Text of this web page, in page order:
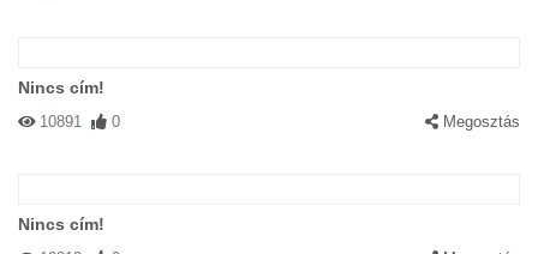
Nincs cím!
10891 0 Megosztás
Nincs cím!